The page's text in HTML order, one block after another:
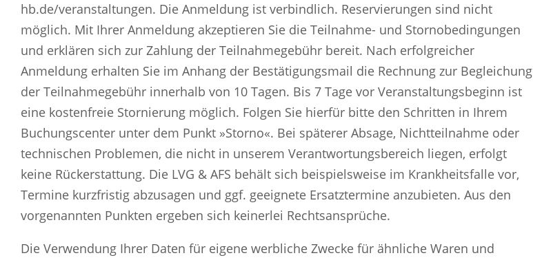
hb.de/veranstaltungen. Die Anmeldung ist verbindlich. Reservierungen sind nicht
möglich. Mit Ihrer Anmeldung akzeptieren Sie die Teilnahme- und Stornobedingungen
und erklären sich zur Zahlung der Teilnahmegebühr bereit. Nach erfolgreicher
Anmeldung erhalten Sie im Anhang der Bestätigungsmail die Rechnung zur Begleichung
der Teilnahmegebühr innerhalb von 10 Tagen. Bis 7 Tage vor Veranstaltungsbeginn ist
eine kostenfreie Stornierung möglich. Folgen Sie hierfür bitte den Schritten in Ihrem
Buchungscenter unter dem Punkt »Storno«. Bei späterer Absage, Nichtteilnahme oder
technischen Problemen, die nicht in unserem Verantwortungsbereich liegen, erfolgt
keine Rückerstattung. Die LVG & AFS behält sich beispielsweise im Krankheitsfalle vor,
Termine kurzfristig abzusagen und ggf. geeignete Ersatztermine anzubieten. Aus den
vorgenannten Punkten ergeben sich keinerlei Rechtsansprüche.
Die Verwendung Ihrer Daten für eigene werbliche Zwecke für ähnliche Waren und